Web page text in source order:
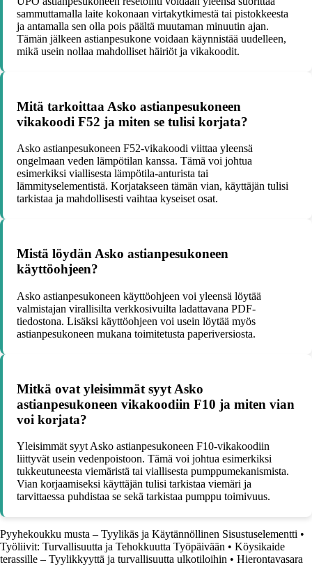
sammuttamalla laite kokonaan virtakytkimestä tai pistokkeesta
ja antamalla sen olla pois päältä muutaman minuutin ajan.
Tämän jälkeen astianpesukone voidaan käynnistää uudelleen,
mikä usein nollaa mahdolliset häiriöt ja vikakoodit.
Mitä tarkoittaa Asko astianpesukoneen
vikakoodi F52 ja miten se tulisi korjata?
Asko astianpesukoneen F52-vikakoodi viittaa yleensä
ongelmaan veden lämpötilan kanssa. Tämä voi johtua
esimerkiksi viallisesta lämpötila-anturista tai
lämmityselementistä. Korjatakseen tämän vian, käyttäjän tulisi
tarkistaa ja mahdollisesti vaihtaa kyseiset osat.
Mistä löydän Asko astianpesukoneen
käyttöohjeen?
Asko astianpesukoneen käyttöohjeen voi yleensä löytää
valmistajan virallisilta verkkosivuilta ladattavana PDF-
tiedostona. Lisäksi käyttöohjeen voi usein löytää myös
astianpesukoneen mukana toimitetusta paperiversiosta.
Mitkä ovat yleisimmät syyt Asko
astianpesukoneen vikakoodiin F10 ja miten vian
voi korjata?
Yleisimmät syyt Asko astianpesukoneen F10-vikakoodiin
liittyvät usein vedenpoistoon. Tämä voi johtua esimerkiksi
tukkeutuneesta viemäristä tai viallisesta pumppumekanismista.
Vian korjaamiseksi käyttäjän tulisi tarkistaa viemäri ja
tarvittaessa puhdistaa se sekä tarkistaa pumppu toimivuus.
Pyyhekoukku musta – Tyylikäs ja Käytännöllinen Sisustuselementti •
Työliivit: Turvallisuutta ja Tehokkuutta Työpäivään • Köysikaide
terassille – Tyylikkyyttä ja turvallisuutta ulkotiloihin • Hierontavasara